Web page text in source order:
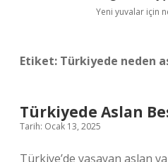
Yasal
Yeni yuvalar için
Etiket: Türkiyede neden
Türkiyede Aslan
Tarih: Ocak 13, 2025
Türkiye’de yaşayan aslan